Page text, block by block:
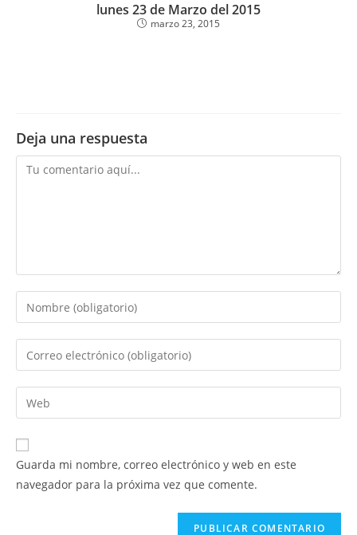
lunes 23 de Marzo del 2015
marzo 23, 2015
Deja una respuesta
Comentario
Introduce
tu
nombre
de
usuario
para
comentar
Introduce
tu
dirección
de
electrónico
para
comentar
Introduce
la
URL
de
Guarda mi nombre, correo electrónico y web en este
navegador para la próxima vez que comente.